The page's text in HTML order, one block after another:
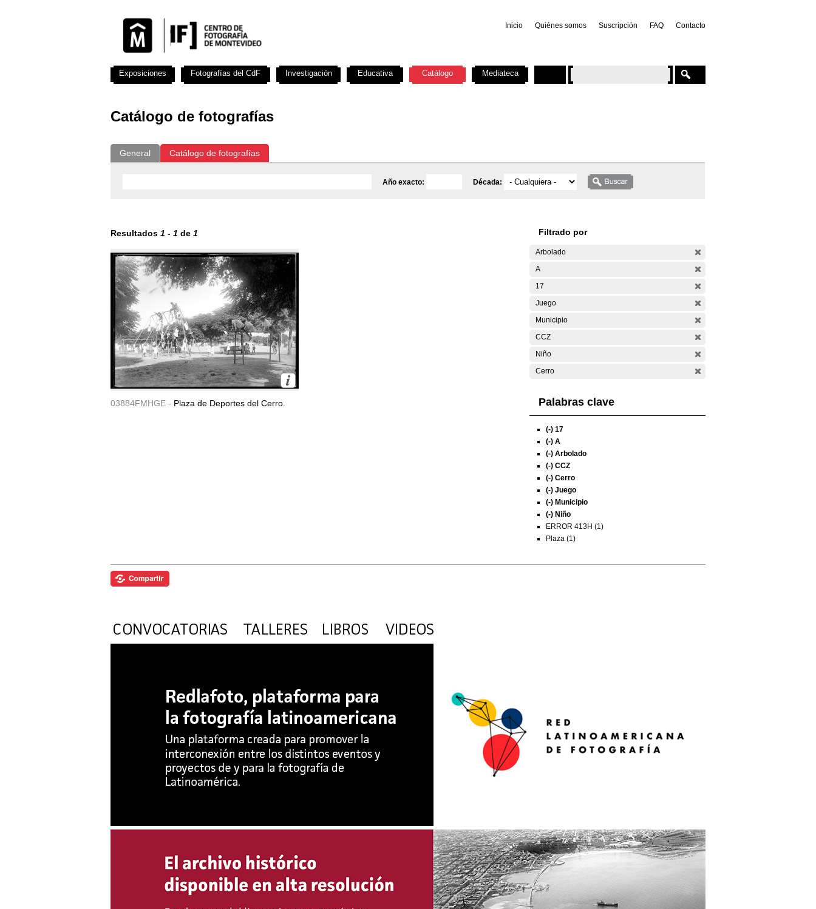
Inicio Quiénes somos Suscripción FAQ Contacto
Catálogo de fotografías
General Catálogo de fotografías
Año exacto: Década:
Resultados 1 - 1 de 1
03884FMHGE - Plaza de Deportes del Cerro.
Filtrado por
Arbolado
A
17
Juego
Municipio
CCZ
Niño
Cerro
Palabras clave
(-) 17
(-) A
(-) Arbolado
(-) CCZ
(-) Cerro
(-) Juego
(-) Municipio
(-) Niño
ERROR 413H (1)
Plaza (1)
Exposiciones Fotografías del CdF Investigación Educativa Catálogo Mediateca